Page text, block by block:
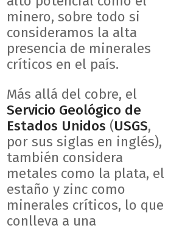
minero, sobre todo si
consideramos la alta
presencia de minerales
críticos en el país.
Más allá del cobre, el
Servicio Geológico de
Estados Unidos (USGS,
por sus siglas en inglés),
también considera
metales como la plata, el
estaño y zinc como
minerales críticos, lo que
conlleva a una